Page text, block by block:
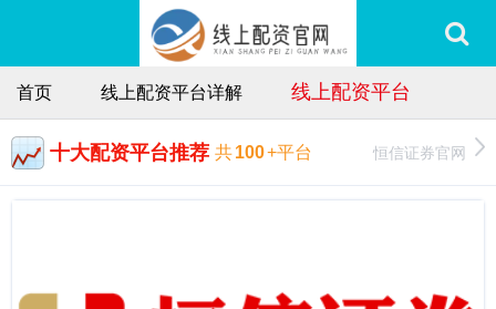
首页 线上配资平台详解 线上配资平台
十大配资平台推荐 共100+平台 恒信证券官网